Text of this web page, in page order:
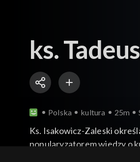
ks.
Polska kultura 25m
Ks. Isakowicz-Zaleski
popularyzatorem wiedzy o